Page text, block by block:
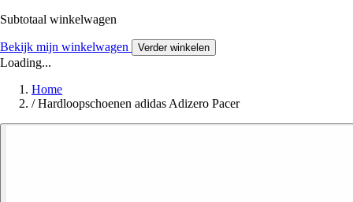
Subtotaal winkelwagen
Bekijk mijn winkelwagen Verder winkelen
Loading...
Home
/ Hardloopschoenen adidas Adizero Pacer